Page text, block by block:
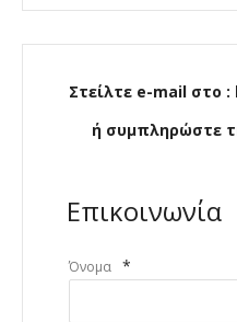
Στείλτε e-mail στο
ή συμπληρώστε
Επικοινωνία
Όνομα *